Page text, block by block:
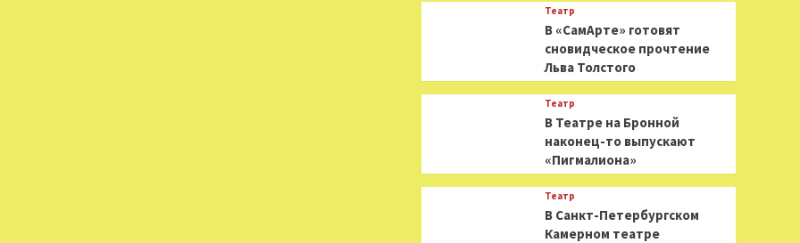
Театр
В «СамАрте» готовят
сновидческое прочтение
Льва Толстого
Театр
В Театре на Бронной
наконец-то выпускают
«Пигмалиона»
Театр
В Санкт-Петербургском
Камерном театре